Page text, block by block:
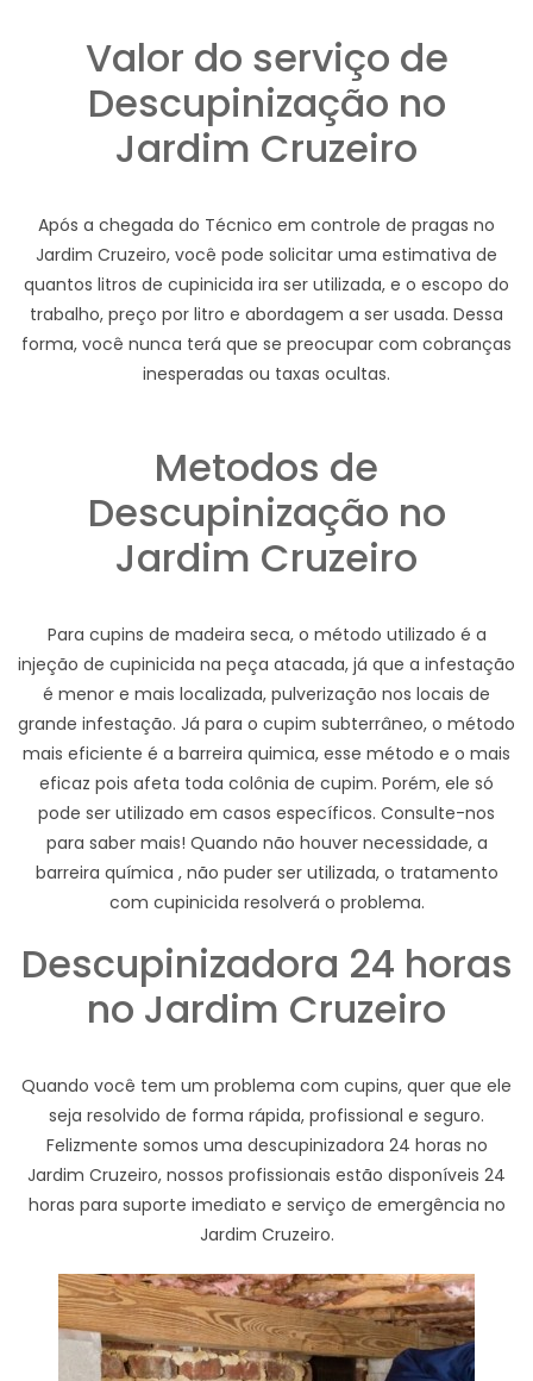
Valor do serviço de
Descupinização no
Jardim Cruzeiro
Após a chegada do Técnico em controle de pragas no
Jardim Cruzeiro, você pode solicitar uma estimativa de
quantos litros de cupinicida ira ser utilizada, e o escopo do
trabalho, preço por litro e abordagem a ser usada. Dessa
forma, você nunca terá que se preocupar com cobranças
inesperadas ou taxas ocultas.
Metodos de
Descupinização no
Jardim Cruzeiro
Para cupins de madeira seca, o método utilizado é a
injeção de cupinicida na peça atacada, já que a infestação
é menor e mais localizada, pulverização nos locais de
grande infestação. Já para o cupim subterrâneo, o método
mais eficiente é a barreira quimica, esse método e o mais
eficaz pois afeta toda colônia de cupim. Porém, ele só
pode ser utilizado em casos específicos. Consulte-nos
para saber mais! Quando não houver necessidade, a
barreira química , não puder ser utilizada, o tratamento
com cupinicida resolverá o problema.
Descupinizadora 24 horas
no Jardim Cruzeiro
Quando você tem um problema com cupins, quer que ele
seja resolvido de forma rápida, profissional e seguro.
Felizmente somos uma descupinizadora 24 horas no
Jardim Cruzeiro, nossos profissionais estão disponíveis 24
horas para suporte imediato e serviço de emergência no
Jardim Cruzeiro.